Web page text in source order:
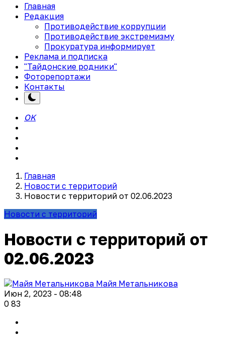
Главная
Редакция
Противодействие коррупции
Противодействие экстремизму
Прокуратура информирует
Реклама и подписка
"Тайдонские родники"
Фоторепортажи
Контакты
OK
Главная
Новости с территорий
Новости с территорий от 02.06.2023
Новости с территорий
Новости с территорий от
02.06.2023
Майя Метальникова
Июн 2, 2023 - 08:48
0 83